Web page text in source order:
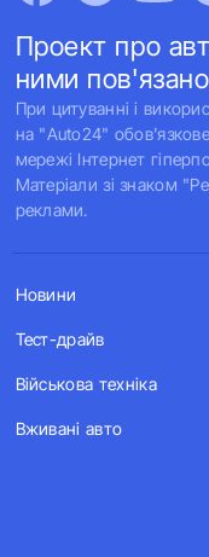
Проект про
ними
При цитуванні і
на "Auto24"
мережі Інтернет
Матеріали зі знаком
реклами.
Новини
Тест-драйв
Військова техніка
Вживані авто